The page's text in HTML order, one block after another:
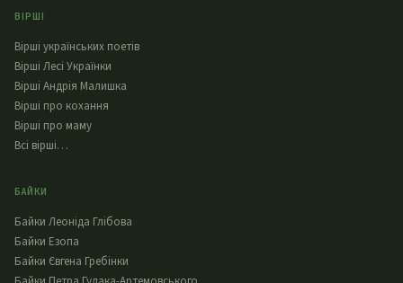
ВІРШІ
Вірші українських поетів
Вірші Лесі Українки
Вірші Андрія Малишка
Вірші про кохання
Вірші про маму
Всі вірші…
БАЙКИ
Байки Леоніда Глібова
Байки Езопа
Байки Євгена Гребінки